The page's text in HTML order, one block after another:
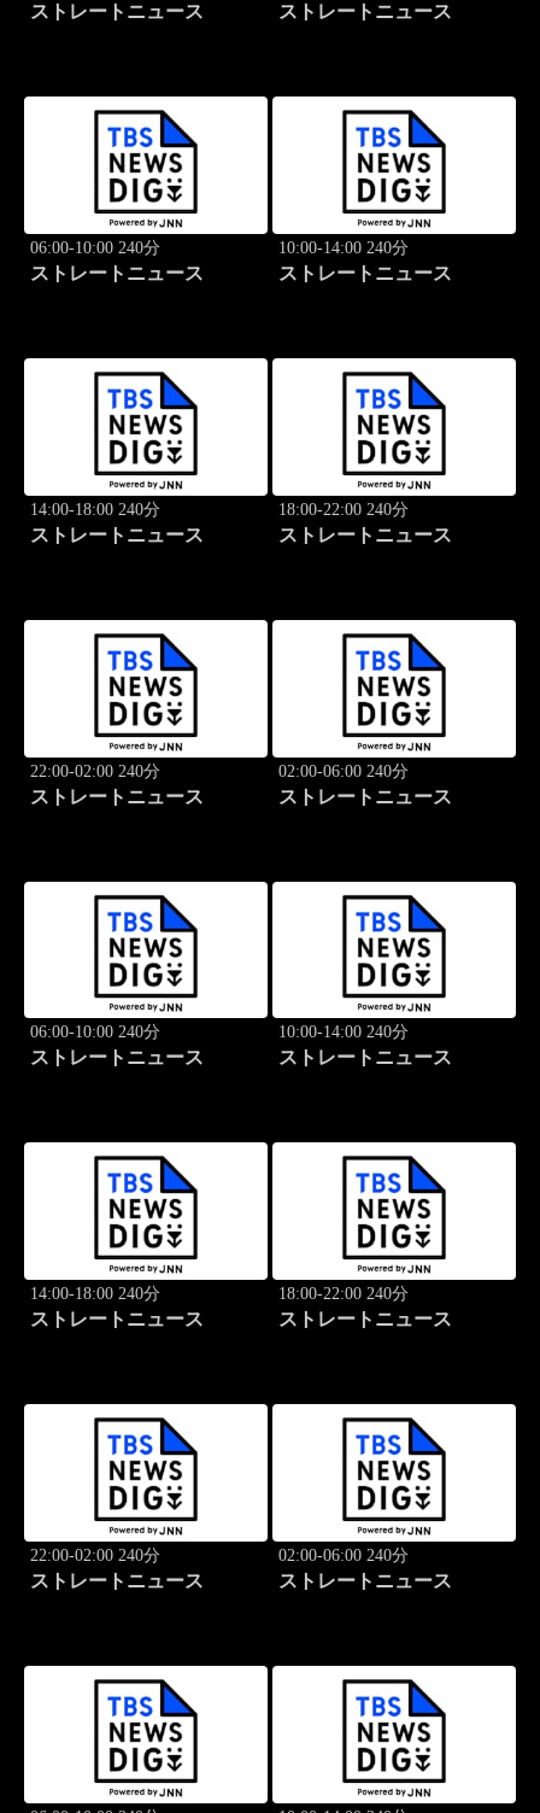
ストレートニュース ストレートニュース
06:00-10:00 240分
ストレートニュース
10:00-14:00 240分
ストレートニュース
14:00-18:00 240分
ストレートニュース
18:00-22:00 240分
ストレートニュース
22:00-02:00 240分
ストレートニュース
02:00-06:00 240分
ストレートニュース
06:00-10:00 240分
ストレートニュース
10:00-14:00 240分
ストレートニュース
14:00-18:00 240分
ストレートニュース
18:00-22:00 240分
ストレートニュース
22:00-02:00 240分
ストレートニュース
02:00-06:00 240分
ストレートニュース